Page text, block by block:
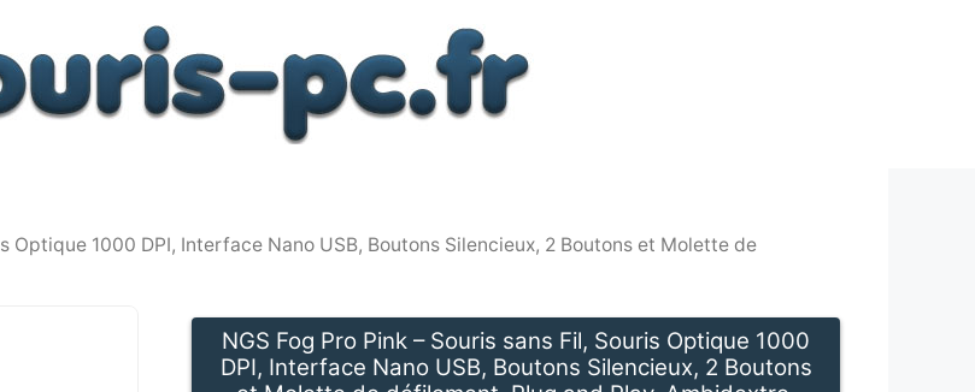
Optique 1000 DPI, Interface Nano USB, Boutons Silencieux, 2 Boutons et Molette de
NGS Fog Pro Pink – Souris sans Fil, Souris Optique 1000
DPI, Interface Nano USB, Boutons Silencieux, 2 Boutons